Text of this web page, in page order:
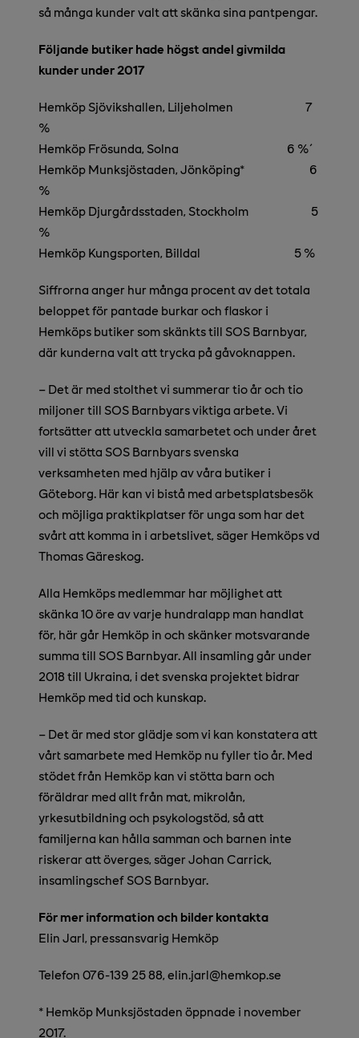
så många kunder valt att skänka sina pantpengar.
Följande butiker hade högst andel givmilda
kunder under 2017
Hemköp Sjövikshallen, Liljeholmen 7
%
Hemköp Frösunda, Solna 6 %´
Hemköp Munksjöstaden, Jönköping* 6
%
Hemköp Djurgårdsstaden, Stockholm 5
%
Hemköp Kungsporten, Billdal 5 %
Siffrorna anger hur många procent av det totala
beloppet för pantade burkar och flaskor i
Hemköps butiker som skänkts till SOS Barnbyar,
där kunderna valt att trycka på gåvoknappen.
– Det är med stolthet vi summerar tio år och tio
miljoner till SOS Barnbyars viktiga arbete. Vi
fortsätter att utveckla samarbetet och under året
vill vi stötta SOS Barnbyars svenska
verksamheten med hjälp av våra butiker i
Göteborg. Här kan vi bistå med arbetsplatsbesök
och möjliga praktikplatser för unga som har det
svårt att komma in i arbetslivet, säger Hemköps vd
Thomas Gäreskog.
Alla Hemköps medlemmar har möjlighet att
skänka 10 öre av varje hundralapp man handlat
för, här går Hemköp in och skänker motsvarande
summa till SOS Barnbyar. All insamling går under
2018 till Ukraina, i det svenska projektet bidrar
Hemköp med tid och kunskap.
– Det är med stor glädje som vi kan konstatera att
vårt samarbete med Hemköp nu fyller tio år. Med
stödet från Hemköp kan vi stötta barn och
föräldrar med allt från mat, mikrolån,
yrkesutbildning och psykologstöd, så att
familjerna kan hålla samman och barnen inte
riskerar att överges, säger Johan Carrick,
insamlingschef SOS Barnbyar.
För mer information och bilder kontakta
Elin Jarl, pressansvarig Hemköp
Telefon 076-139 25 88, elin.jarl@hemkop.se
* Hemköp Munksjöstaden öppnade i november
2017.